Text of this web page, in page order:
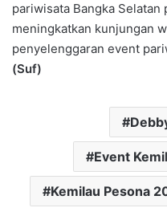
pariwisata Bangka
meningkatkan kunjungan
penyelenggaran event
(Suf)
Event
Kemilau Pesona